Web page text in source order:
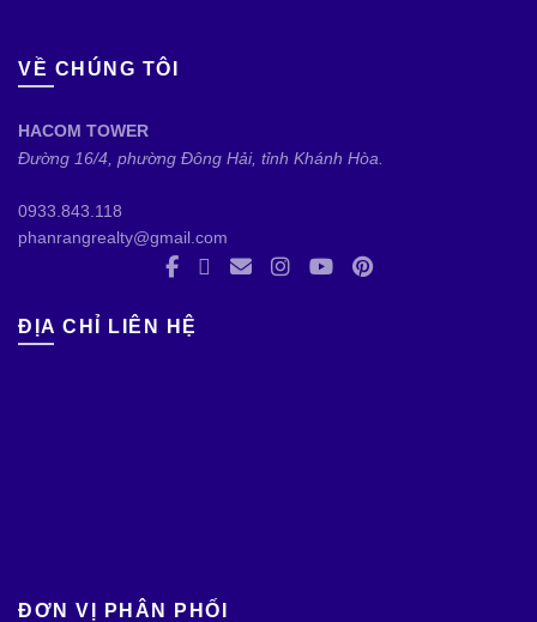
VỀ CHÚNG TÔI
HACOM TOWER
Đường 16/4, phường Đông Hải, tỉnh Khánh Hòa.
0933.843.118
phanrangrealty@gmail.com
ĐỊA CHỈ LIÊN HỆ
ĐƠN VỊ PHÂN PHỐI